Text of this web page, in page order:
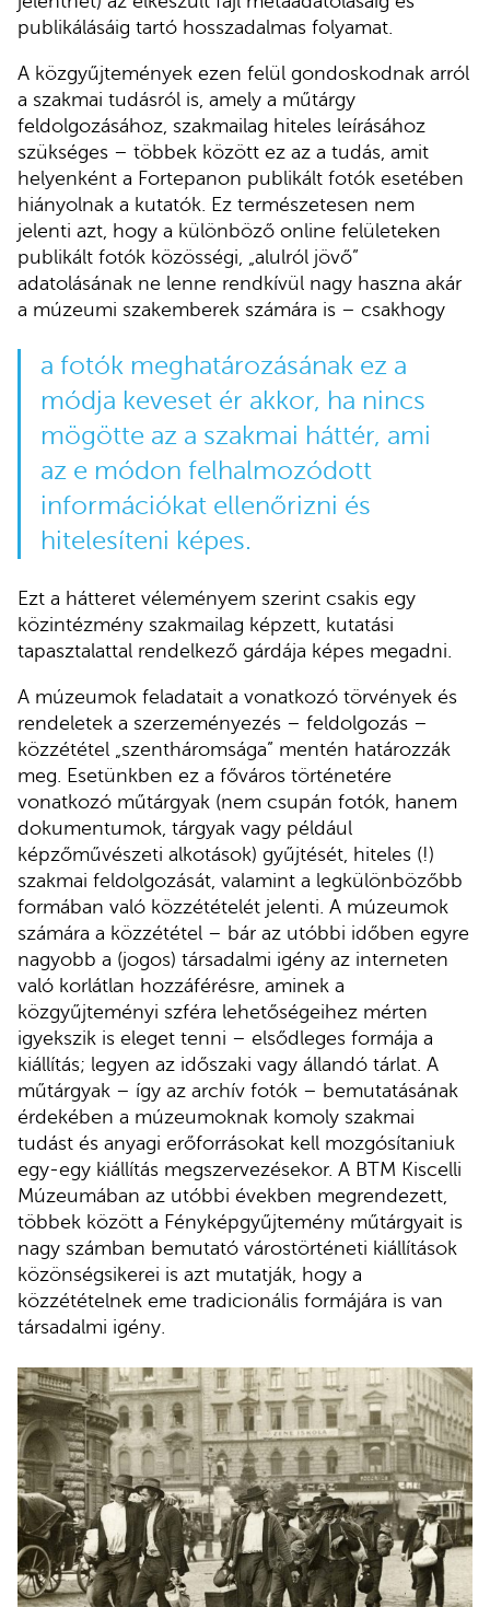
publikálásáig tartó hosszadalmas folyamat.
A közgyűjtemények ezen felül gondoskodnak arról
a szakmai tudásról is, amely a műtárgy
feldolgozásához, szakmailag hiteles leírásához
szükséges – többek között ez az a tudás, amit
helyenként a Fortepanon publikált fotók esetében
hiányolnak a kutatók. Ez természetesen nem
jelenti azt, hogy a különböző online felületeken
publikált fotók közösségi, „alulról jövő”
adatolásának ne lenne rendkívül nagy haszna akár
a múzeumi szakemberek számára is – csakhogy
a fotók meghatározásának ez a
módja keveset ér akkor, ha nincs
mögötte az a szakmai háttér, ami
az e módon felhalmozódott
információkat ellenőrizni és
hitelesíteni képes.
Ezt a hátteret véleményem szerint csakis egy
közintézmény szakmailag képzett, kutatási
tapasztalattal rendelkező gárdája képes megadni.
A múzeumok feladatait a vonatkozó törvények és
rendeletek a szerzeményezés – feldolgozás –
közzététel „szentháromsága” mentén határozzák
meg. Esetünkben ez a főváros történetére
vonatkozó műtárgyak (nem csupán fotók, hanem
dokumentumok, tárgyak vagy például
képzőművészeti alkotások) gyűjtését, hiteles (!)
szakmai feldolgozását, valamint a legkülönbözőbb
formában való közzétételét jelenti. A múzeumok
számára a közzététel – bár az utóbbi időben egyre
nagyobb a (jogos) társadalmi igény az interneten
való korlátlan hozzáférésre, aminek a
közgyűjteményi szféra lehetőségeihez mérten
igyekszik is eleget tenni – elsődleges formája a
kiállítás; legyen az időszaki vagy állandó tárlat. A
műtárgyak – így az archív fotók – bemutatásának
érdekében a múzeumoknak komoly szakmai
tudást és anyagi erőforrásokat kell mozgósítaniuk
egy-egy kiállítás megszervezésekor. A BTM Kiscelli
Múzeumában az utóbbi években megrendezett,
többek között a Fényképgyűjtemény műtárgyait is
nagy számban bemutató várostörténeti kiállítások
közönségsikerei is azt mutatják, hogy a
közzétételnek eme tradicionális formájára is van
társadalmi igény.